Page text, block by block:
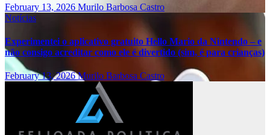
February 13, 2026 Murilo Barbosa Castro
Notícias
Experimentei o aplicativo gratuito Hello Mario da Nintendo – e
não consigo acreditar como ele é divertido (sim, é para crianças)
February 13, 2026Murilo Barbosa Castro